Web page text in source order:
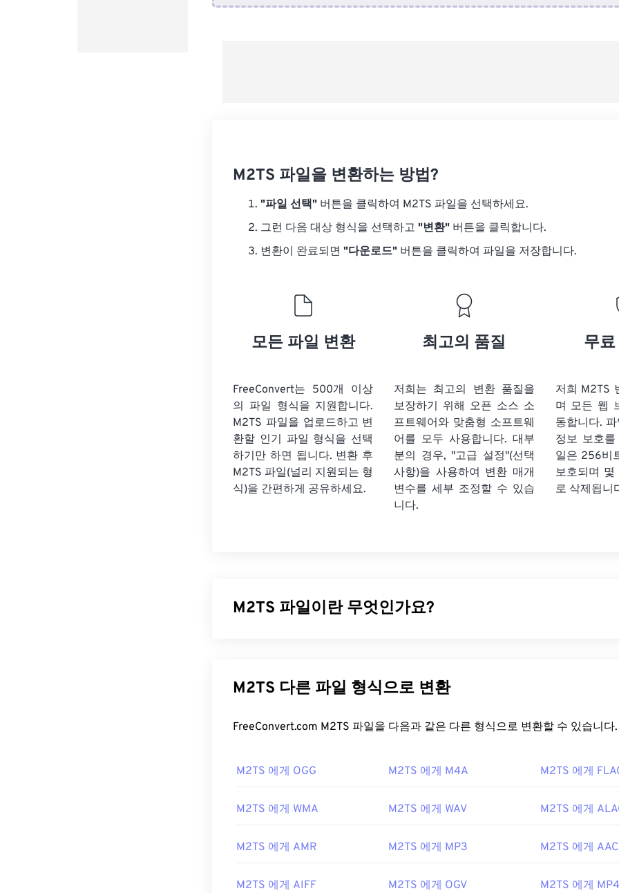
M2TS 파일을 변환하는 방법?
"파일 선택" 버튼을 클릭하여 M2TS 파일을 선택하세요.
그런 다음 대상 형식을 선택하고 "변환" 버튼을 클릭합니다.
변환이 완료되면 "다운로드" 버튼을 클릭하여 파일을 저장합니다.
모든 파일 변환
FreeConvert는 500개 이상
의 파일 형식을 지원합니다.
M2TS 파일을 업로드하고 변
환할 인기 파일 형식을 선택
하기만 하면 됩니다. 변환 후
M2TS 파일(널리 지원되는 형
식)을 간편하게 공유하세요.
최고의 품질
저희는 최고의 변환 품질을
보장하기 위해 오픈 소스 소
프트웨어와 맞춤형 소프트웨
어를 모두 사용합니다. 대부
분의 경우, "고급 설정"(선택
사항)을 사용하여 변환 매개
변수를 세부 조정할 수 있습
니다.
무
저희 M2TS
며 모든 웹
동합니다.
정보 보호
일은 256비
보호되며
로 삭제됩니
M2TS 파일이란 무엇인가요?
털 비디오 및 영화 파일 형식입니다. 또한 인터넷을 통한 스트리밍 콘텐츠도 지원
이어를 사용하세요. M2TS는 챕터, 캡션, 자막, 메타데이터 태그 및 메뉴를 지원합
한 내용은 LifeWire.com의 이
페이지첫 번째 "참고"에 있는 지침을참조하세요.
입니다.
M2TS 다른 파일 형식으로 변환
FreeConvert.com M2TS 파일을 다음과 같은 다른 형식으로 변환할 수 있습니다.
M2TS 에게 OGG M2TS 에게 M4A M2TS 에게
M2TS 에게 WMA M2TS 에게 WAV M2TS 에게
M2TS 에게 AMR M2TS 에게 MP3 M2TS 에게 AAC
M2TS 에게 AIFF M2TS 에게 OGV M2TS 에게 MP4